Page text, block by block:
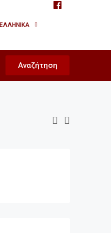
ΕΛΛΗΝΙΚΆ
Αναζήτηση